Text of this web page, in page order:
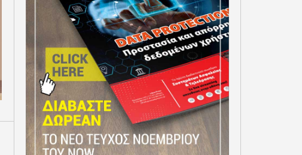
Η COSMOTE TELEKOM ΣΤΟΥΣ
“EUROPE’S CLIMATE LEADERS”
ΤΩΝ FINANCIAL TIMES ΓΙΑ
4Η ΣΥΝΕΧΟΜΕΝΗ ΧΡΟΝΙΑ
MESSENGER ΘΕΤΟΥΝ ΣΕ
ΛΕΙΤΟΥΡΓΙΑ ΜΙΑ
ΠΡΟΣΩΠΟΠΟΙΗΜΕΝΗ ΚΑΙ
ΕΝΙΑΙΑ ΕΜΠΕΙΡΙΑ
ΕΞΥΠΗΡΕΤΗΣΗΣ ΠΟΛΙΤΩΝ
ΚΑΙ ΕΠΙΧΕΙΡΗΣΕΩΝ